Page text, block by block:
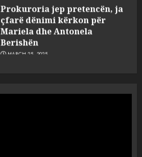
Prokuroria jep pretencën, ja
çfarë dënimi kërkon për
Mariela dhe Antonela
Berishën
MARCH 25, 2025